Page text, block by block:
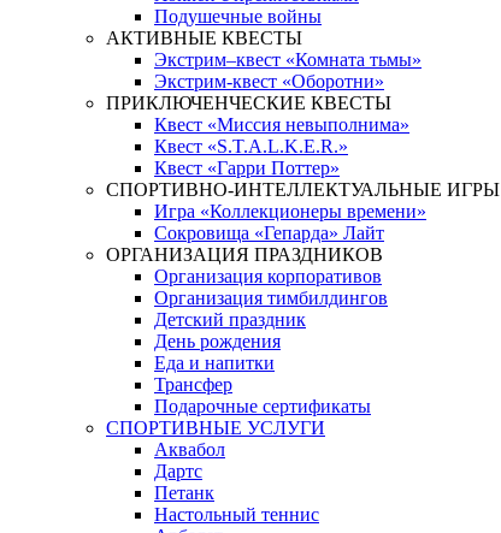
Подушечные войны
АКТИВНЫЕ КВЕСТЫ
Экстрим–квест «Комната тьмы»
Экстрим-квест «Оборотни»
ПРИКЛЮЧЕНЧЕСКИЕ КВЕСТЫ
Квест «Миссия невыполнима»
Квест «S.T.A.L.K.E.R.»
Квест «Гарри Поттер»
СПОРТИВНО-ИНТЕЛЛЕКТУАЛЬНЫЕ ИГРЫ
Игра «Коллекционеры времени»
Сокровища «Гепарда» Лайт
ОРГАНИЗАЦИЯ ПРАЗДНИКОВ
Организация корпоративов
Организация тимбилдингов
Детский праздник
День рождения
Еда и напитки
Трансфер
Подарочные сертификаты
СПОРТИВНЫЕ УСЛУГИ
Аквабол
Дартс
Петанк
Настольный теннис